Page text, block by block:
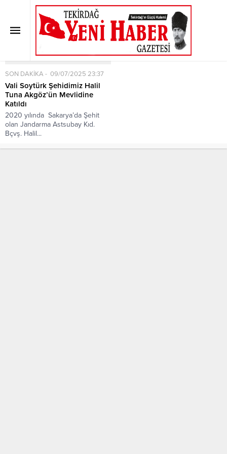
Etiket: Akgöz
Anasayfa » Etiket: Akgöz
SON DAKİKA 09/07/2025 23:37
Vali Soytürk Şehidimiz Halil
Tuna Akgöz’ün Mevlidine
Katıldı
2020 yılında Sakarya’da Şehit
olan Jandarma Astsubay Kıd.
Bçvş. Halil...